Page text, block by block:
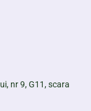
nr 9, G11, scara